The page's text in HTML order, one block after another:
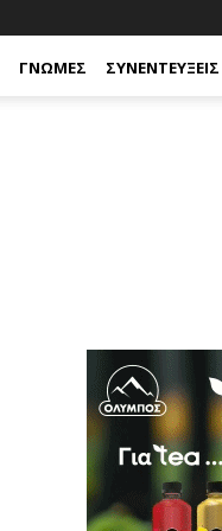
ΓΝΏΜΕΣ ΣΥΝΕΝΤΕΎΞΕΙΣ